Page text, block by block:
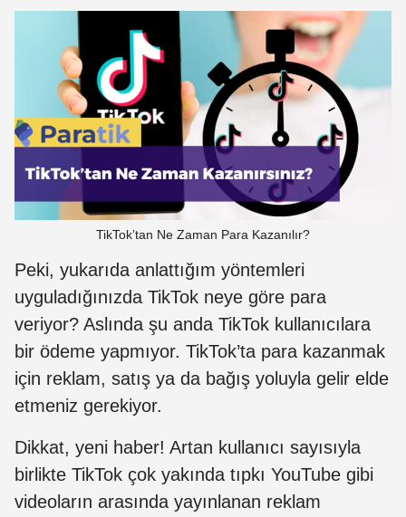
TikTok’tan Ne Zaman Para Kazanılır?
Peki, yukarıda anlattığım yöntemleri
uyguladığınızda TikTok neye göre para
veriyor? Aslında şu anda TikTok kullanıcılara
bir ödeme yapmıyor. TikTok’ta para kazanmak
için reklam, satış ya da bağış yoluyla gelir elde
etmeniz gerekiyor.
Dikkat, yeni haber! Artan kullanıcı sayısıyla
birlikte TikTok çok yakında tıpkı YouTube gibi
videoların arasında yayınlanan reklam